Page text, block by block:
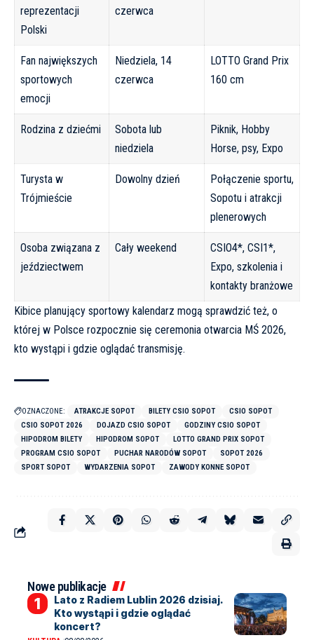
reprezentacji
Polski
czerwca
Fan największych
sportowych
emocji
Niedziela, 14
czerwca
LOTTO Grand Prix
160 cm
Rodzina z dziećmi
Sobota lub
niedziela
Piknik, Hobby
Horse, psy, Expo
Turysta w
Trójmieście
Dowolny dzień
Połączenie sportu,
Sopotu i atrakcji
plenerowych
Osoba związana z
jeździectwem
Cały weekend
CSIO4*, CSI1*,
Expo, szkolenia i
kontakty branżowe
Kibice planujący sportowy kalendarz mogą sprawdzić też, o
której w Polsce rozpocznie się ceremonia otwarcia MŚ 2026,
kto wystąpi i gdzie oglądać transmisję.
OZNACZONE: ATRAKCJE SOPOT BILETY CSIO SOPOT
CSIO SOPOT
CSIO SOPOT 2026
DOJAZD CSIO SOPOT
GODZINY CSIO SOPOT
HIPODROM BILETY
HIPODROM SOPOT
LOTTO GRAND PRIX SOPOT
PROGRAM CSIO SOPOT
PUCHAR NARODÓW SOPOT
SOPOT 2026
SPORT SOPOT
WYDARZENIA SOPOT ZAWODY KONNE SOPOT
Nowe publikacje
Lato z Radiem Lublin 2026 dzisiaj.
Kto wystąpi i gdzie oglądać
koncert?